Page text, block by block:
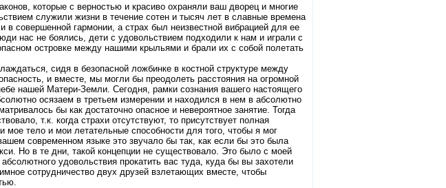
которые с верностью и красиво охраняли ваш дворец и многие
служили жизни в течение сотен и тысяч лет в славные времена
совершенной гармонии, а страх был неизвестной вибрацией для ее
нас не боялись, дети с удовольствием подходили к нам и играли с
островке между нашими крыльями и брали их с собой полетать
сидя в безопасной ложбинке в костной структуре между
и вместе, мы могли бы преодолеть расстояния на огромной
нашей Матери-Земли. Сегодня, рамки сознания вашего настоящего
осязаем в третьем измерении и находился в нем в абсолютно
бы как достаточно опасное и невероятное занятие. Тогда
т.к. когда страхи отсутствуют, то присутствует полная
мое тело и мои летательные способности для того, чтобы я мог
современном языке это звучало бы так, как если бы это была
Но в те дни, такой концепции не существовало. Это было с моей
удовольствия прокатить вас туда, куда бы вы захотели
сотрудничество двух друзей взлетающих вместе, чтобы